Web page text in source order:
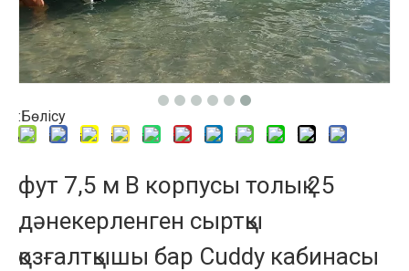
Бөлісу:
25 фут 7,5 м В корпусы толық
дәнекерленген сыртқы
қозғалтқышы бар Cuddy кабинасы